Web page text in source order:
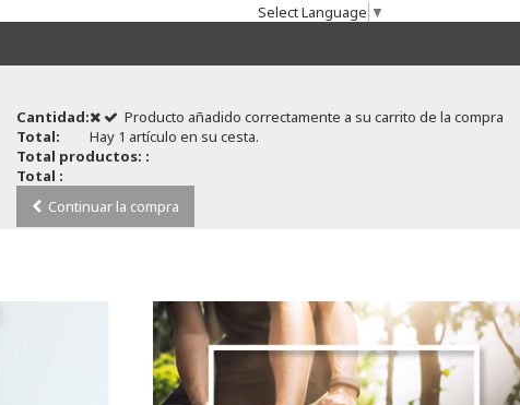
Select Language ▼
Producto añadido correctamente a su carrito de la compra
Cantidad:
Total:
Hay 1 artículo en su cesta.
Total productos: :
Total :
Continuar la compra